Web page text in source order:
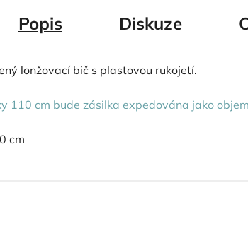
Popis Diskuze
lonžovací bič s plastovou rukojetí.
110 cm bude zásilka expedována jako
cm